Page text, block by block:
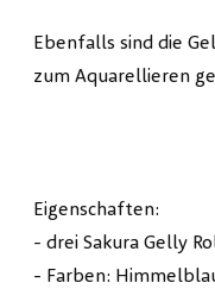
Ebenfalls sind die
zum Aquarellieren
Eigenschaften:
- drei Sakura Gelly
- Farben: